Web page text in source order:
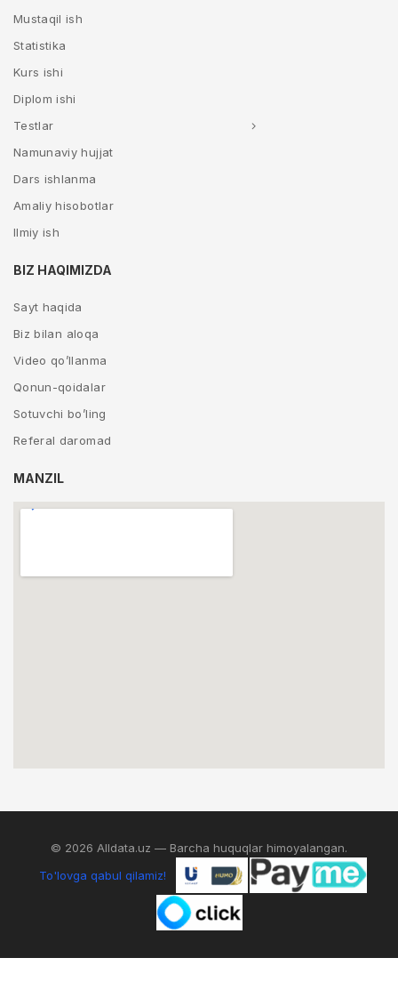
Mustaqil ish
Statistika
Kurs ishi
Diplom ishi
Testlar
Namunaviy hujjat
Dars ishlanma
Amaliy hisobotlar
Ilmiy ish
BIZ HAQIMIZDA
Sayt haqida
Biz bilan aloqa
Video qo’llanma
Qonun-qoidalar
Sotuvchi bo’ling
Referal daromad
MANZIL
© 2026 Alldata.uz — Barcha huquqlar himoyalangan.
To'lovga qabul qilamiz!